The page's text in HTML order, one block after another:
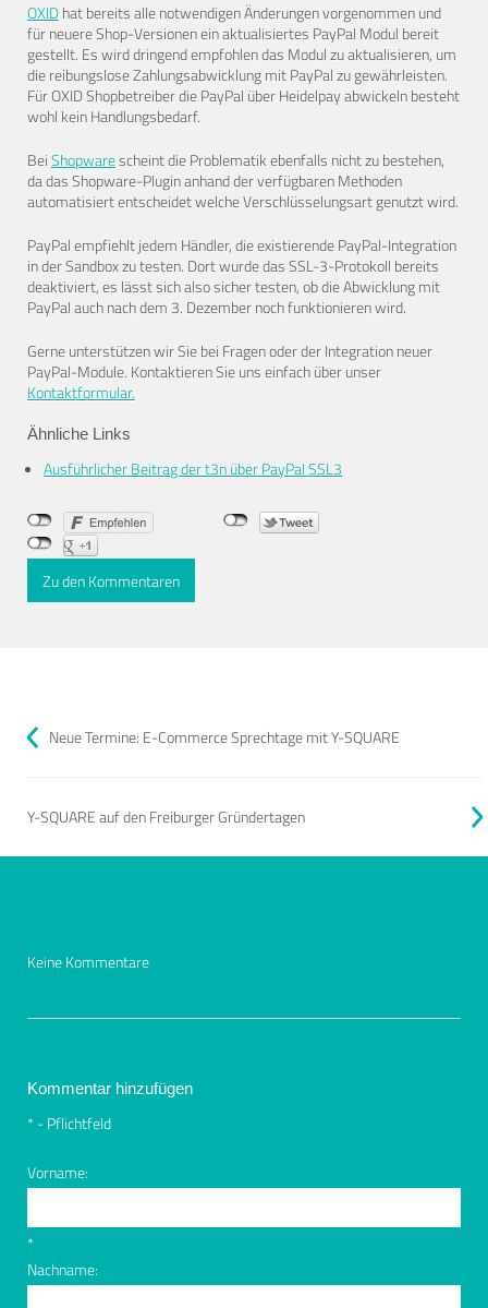
OXIDhat bereits alle notwendigen Änderungen vorgenommen und
für neuere Shop-Versionen ein aktualisiertes PayPal Modul bereit
gestellt. Es wird dringend empfohlen das Modul zu aktualisieren, um
die reibungslose Zahlungsabwicklung mit PayPal zu gewährleisten.
Für OXID Shopbetreiber die PayPal über Heidelpay abwickeln besteht
wohl kein Handlungsbedarf.
BeiShopwarescheint die Problematik ebenfalls nicht zu bestehen,
da das Shopware-Plugin anhand der verfügbaren Methoden
automatisiert entscheidet welche Verschlüsselungsart genutzt wird.
PayPal empfiehlt jedem Händler, die existierende PayPal-Integration
in der Sandbox zu testen. Dort wurde das SSL-3-Protokoll bereits
deaktiviert, es lässt sich also sicher testen, ob die Abwicklung mit
PayPal auch nach dem 3. Dezember noch funktionieren wird.
Gerne unterstützen wir Sie bei Fragen oder der Integration neuer
PayPal-Module. Kontaktieren Sie uns einfach über unser
Kontaktformular.
Ähnliche Links
Ausführlicher Beitrag der t3n über PayPal SSL3
Zu den Kommentaren
Neue Termine: E-Commerce Sprechtage mit Y-SQUARE
Y-SQUARE auf den Freiburger Gründertagen
Keine Kommentare
Kommentar hinzufügen
*- Pflichtfeld
Vorname:
*
Nachname: